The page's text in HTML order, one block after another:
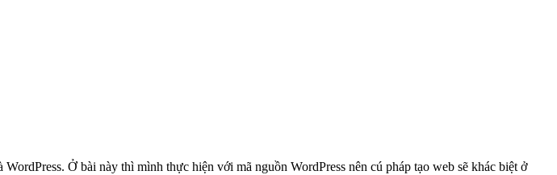
Ở bài này thì mình thực hiện với mã nguồn WordPress nên cú pháp tạo web sẽ khác biệt ở